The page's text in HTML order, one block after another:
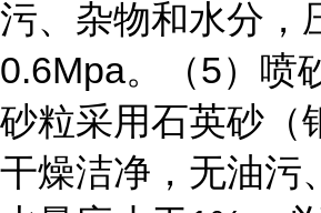
污、杂物和水分，
0.6Mpa。（5）喷
砂粒采用石英砂（
干燥洁净，无油污